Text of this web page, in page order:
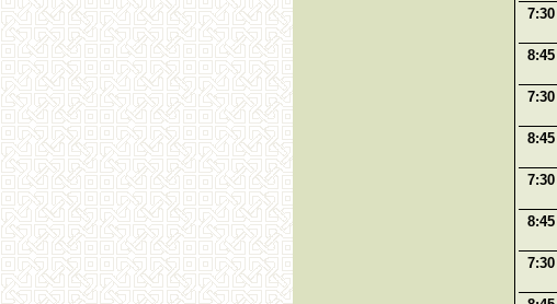
6:45 الي 7:30
7:30 الي 8:45
6:45 الي 7:30
7:30 الي 8:45
6:45 الي 7:30
7:30 الي 8:45
6:45 الي 7:30